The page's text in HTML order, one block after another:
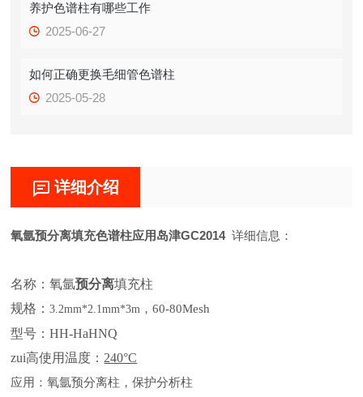
养护色谱柱有哪些工作
2025-06-27
如何正确更换毛细管色谱柱
2025-05-28
详细介绍
氧氩预分离填充色谱柱应用岛津GC2014 详细信息：
名称：氧氩预分离填充柱
规格：3.2mm*2.1mm*3m ，60-80Mesh
型号：HH-HaHNQ
zui高使用温度： 240°C
应用：氧氩预分离柱，保护分析柱